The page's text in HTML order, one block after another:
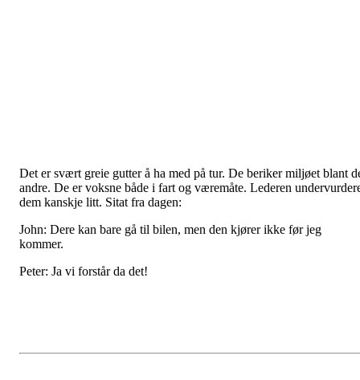
Det er svært greie gutter å ha med på tur. De beriker miljøet blant
andre. De er voksne både i fart og væremåte. Lederen
dem kanskje litt. Sitat fra dagen:
John: Dere kan bare gå til bilen, men den kjører ikke før jeg
kommer.
Peter: Ja vi forstår da det!